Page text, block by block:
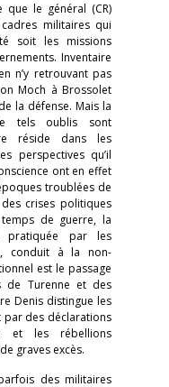
que le général (CR)
militaires qui
soit les missions
Inventaire
n’y retrouvant pas
Moch à Brossolet
la défense. Mais la
tels oublis sont
réside dans les
perspectives qu’il
ont en effet
troublées de
crises politiques
de guerre, la
pratiquée par les
conduit à la non-
est le passage
de Turenne et des
Denis distingue les
par des déclarations
et les rébellions
graves excès.
des militaires